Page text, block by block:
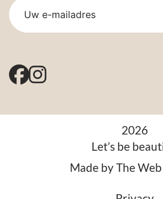
2026
Let’s be
Made byThe